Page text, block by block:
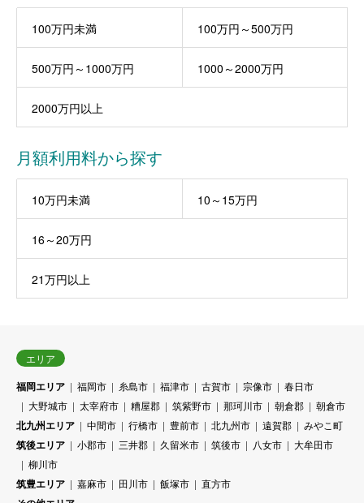
100万円未満 100万円～500万円
500万円～1000万円 1000～2000万円
2000万円以上
月額利用料から探す
10万円未満 10～15万円
16～20万円
21万円以上
エリア
福岡エリア 福岡市 糸島市 福津市 古賀市 宗像市
春日市
大野城市
太宰府市 糟屋郡 筑紫野市 那珂川市 朝倉郡 朝倉市
北九州エリア 中間市 行橋市 豊前市 北九州市 遠賀郡 みやこ町
筑後エリア 小郡市 三井郡 久留米市 筑後市 八女市
大牟田市
柳川市
筑豊エリア 嘉麻市 田川市 飯塚市 直方市